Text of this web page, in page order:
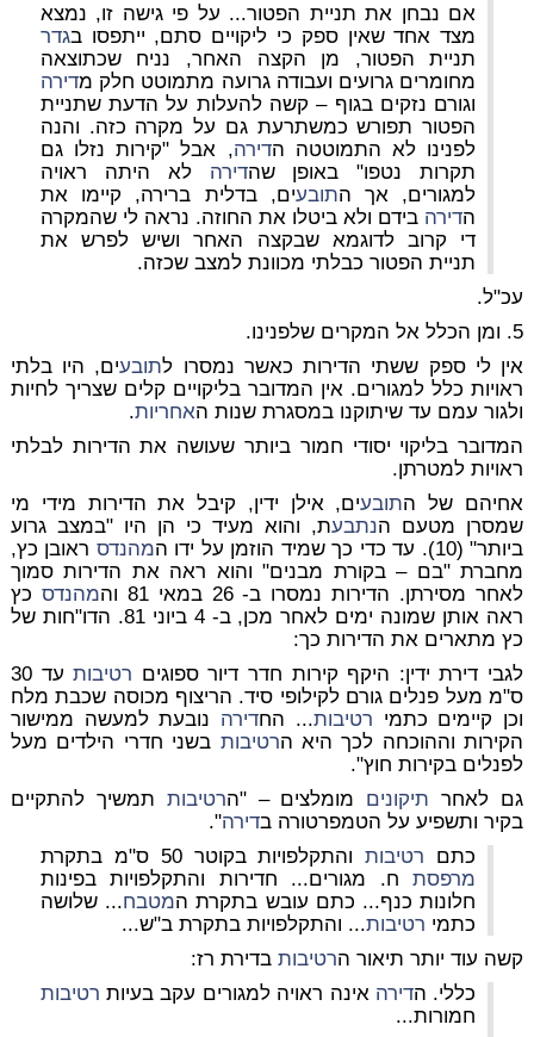
אם נבחן את תניית הפטור... על פי גישה זו, נמצא
מצד אחד שאין ספק כי ליקויים סתם, ייתפסו בגדר
תניית הפטור, מן הקצה האחר, נניח שכתוצאה
מחומרים גרועים ועבודה גרועה מתמוטט חלק מדירה
וגורם נזקים בגוף – קשה להעלות על הדעת שתניית
הפטור תפורש כמשתרעת גם על מקרה כזה. והנה
לפנינו לא התמוטטה הדירה, אבל "קירות נזלו גם
תקרות נטפו" באופן שהדירה לא היתה ראויה
למגורים, אך התובעים, בדלית ברירה, קיימו את
הדירה בידם ולא ביטלו את החוזה. נראה לי שהמקרה
די קרוב לדוגמא שבקצה האחר ושיש לפרש את
תניית הפטור כבלתי מכוונת למצב שכזה.
עכ"ל.
5. ומן הכלל אל המקרים שלפנינו.
אין לי ספק ששתי הדירות כאשר נמסרו לתובעים, היו בלתי
ראויות כלל למגורים. אין המדובר בליקויים קלים שצריך לחיות
ולגור עמם עד שיתוקנו במסגרת שנות האחריות.
המדובר בליקוי יסודי חמור ביותר שעושה את הדירות לבלתי
ראויות למטרתן.
אחיהם של התובעים, אילן ידין, קיבל את הדירות מידי מי
שמסרן מטעם הנתבעת, והוא מעיד כי הן היו "במצב גרוע
ביותר" (10). עד כדי כך שמיד הוזמן על ידו ה
מהנדס ראובן כץ,
מחברת "בם – בקורת מבנים" והוא ראה את הדירות סמוך
לאחר מסירתן. הדירות נמסרו ב- 26 במאי 81 וה
מהנדס כץ
ראה אותן שמונה ימים לאחר מכן, ב- 4 ביוני 81. הדו"חות של
כץ מתארים את הדירות כך:
לגבי דירת ידין: היקף קירות חדר דיור ספוגים רטיבות
עד 30
ס"מ מעל פנלים גורם לקילופי סיד. הריצוף מכוסה שכבת מלח
וכן קיימים כתמי רטיבות... החדירה נובעת למעשה ממישור
הקירות וההוכחה לכך היא הרטיבות בשני חדרי הילדים מעל
לפנלים בקירות חוץ".
גם לאחר תיקונים מומלצים – "הרטיבות תמשיך להתקיים
בקיר ותשפיע על הטמפרטורה בדירה".
כתם רטיבותוהתקלפויות בקוטר 50 ס"מ בתקרת
מרפסתח. מגורים... חדירות והתקלפויות בפינות
חלונות כנף... כתם עובש בתקרת המטבח... שלושה
כתמי רטיבות... והתקלפויות בתקרת ב"ש...
קשה עוד יותר תיאור הרטיבותבדירת רז:
כללי. הדירה אינה ראויה למגורים עקב בעיות רטיבות
חמורות...